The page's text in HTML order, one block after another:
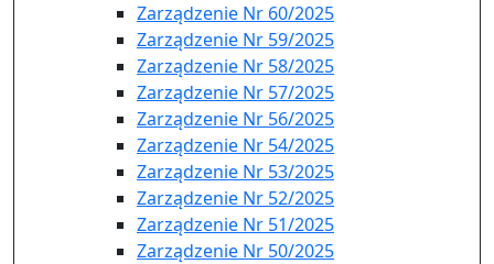
Zarządzenie Nr 60/2025
Zarządzenie Nr 59/2025
Zarządzenie Nr 58/2025
Zarządzenie Nr 57/2025
Zarządzenie Nr 56/2025
Zarządzenie Nr 54/2025
Zarządzenie Nr 53/2025
Zarządzenie Nr 52/2025
Zarządzenie Nr 51/2025
Zarządzenie Nr 50/2025